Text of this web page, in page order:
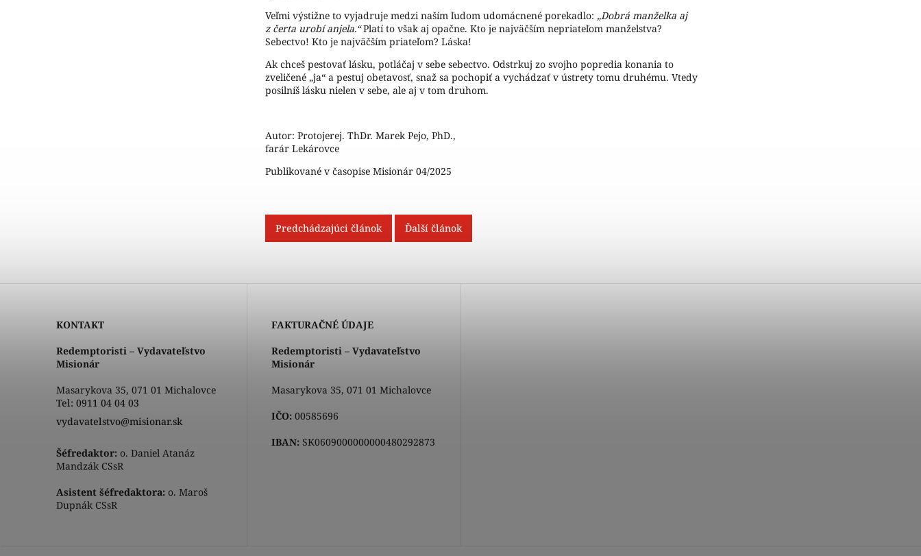
Veľmi výstižne to vyjadruje medzi naším ľudom udomácnené porekadlo: „Dobrá manželka aj
z čerta urobí anjela.“Platí to však aj opačne. Kto je najväčším nepriateľom manželstva?
Sebectvo! Kto je najväčším priateľom? Láska!
Ak chceš pestovať lásku, potláčaj v sebe sebectvo. Odstrkuj zo svojho popredia konania to
zveličené „ja“ a pestuj obetavosť, snaž sa pochopiť a vychádzať v ústrety tomu druhému. Vtedy
posilníš lásku nielen v sebe, ale aj v tom druhom.
Autor: Protojerej. ThDr. Marek Pejo, PhD.,
farár Lekárovce
Publikované v časopise Misionár 04/2025
Predchádzajúci článok Ďalší článok
KONTAKT
Redemptoristi – Vydavateľstvo
Misionár
Masarykova 35, 071 01 Michalovce
Tel: 0911 04 04 03
vydavatelstvo@misionar.sk
Šéfredaktor: o. Daniel Atanáz
Mandzák CSsR
Asistent šéfredaktora: o. Maroš
Dupnák CSsR
FAKTURAČNÉ ÚDAJE
Redemptoristi – Vydavateľstvo
Misionár
Masarykova 35, 071 01 Michalovce
IČO:00585696
IBAN:SK0609000000000480292873